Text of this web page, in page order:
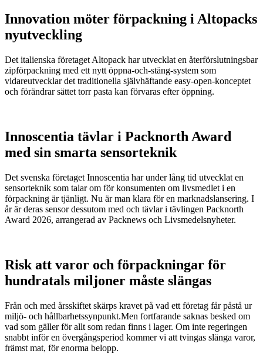
Innovation möter förpackning i Altopacks
nyutveckling
Det italienska företaget Altopack har utvecklat en återförslutningsbar
zipförpackning med ett nytt öppna-och-stäng-system som
vidareutvecklar det traditionella självhäftande easy-open-konceptet
och förändrar sättet torr pasta kan förvaras efter öppning.
Innoscentia tävlar i Packnorth Award
med sin smarta sensorteknik
Det svenska företaget Innoscentia har under lång tid utvecklat en
sensorteknik som talar om för konsumenten om livsmedlet i en
förpackning är tjänligt. Nu är man klara för en marknadslansering. I
år är deras sensor dessutom med och tävlar i tävlingen Packnorth
Award 2026, arrangerad av Packnews och Livsmedelsnyheter.
Risk att varor och förpackningar för
hundratals miljoner måste slängas
Från och med årsskiftet skärps kravet på vad ett företag får påstå ur
miljö- och hållbarhetssynpunkt.Men fortfarande saknas besked om
vad som gäller för allt som redan finns i lager. Om inte regeringen
snabbt inför en övergångsperiod kommer vi att tvingas slänga varor,
främst mat, för enorma belopp.